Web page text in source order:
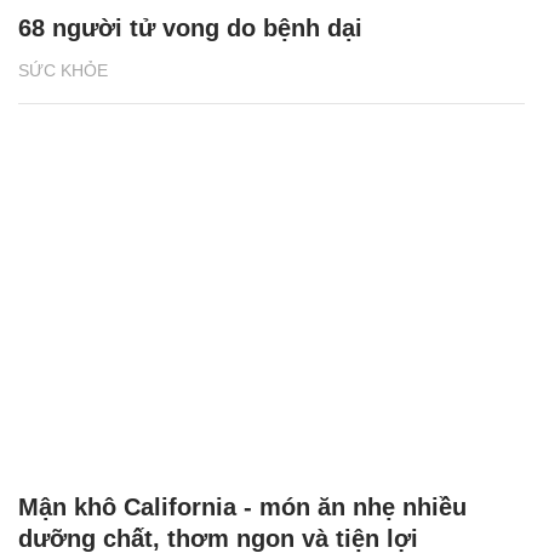
SỨC KHỎE
68 người tử vong do bệnh dại
Mận khô California - món ăn nhẹ nhiều
dưỡng chất, thơm ngon và tiện lợi